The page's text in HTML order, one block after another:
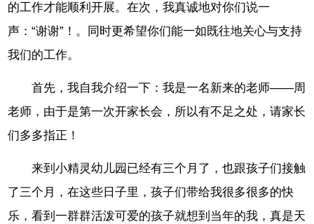
的工作才能顺利开展。在次，我真诚地对你们说一
声：“谢谢”！。同时更希望你们能一如既往地关心与支持
我们的工作。
首先，我自我介绍一下：我是一名新来的老师――周
老师，由于是第一次开家长会，所以有不足之处，请家长
们多多指正！
来到小精灵幼儿园已经有三个月了，也跟孩子们接触
了三个月，在这些日子里，孩子们带给我很多很多的快
乐，看到一群群活泼可爱的孩子就想到当年的我，真是天